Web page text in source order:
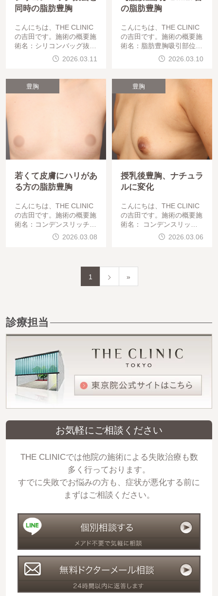
同時の脂肪豊胸
こんにちは、THE CLINIC
の吉田です。施術の概要施
術名：シリコンバッグ抜去
＋コンデンスリッチ脂肪豊
胸吸引部位：脂肪採取部位
バスト目的：拘縮したシリ
コンバ
2026.03.11
の脂肪豊胸
こんにちは、THE CLINIC
の吉田です。施術の概要施
術名：脂肪豊胸吸引部位：
太もも（脂肪採取）注入部
位：バスト（デコルテ〜全
感の改善、バストのボリュ
ームア
2026.03.10
豊胸
若くて皮膚にハリがあ
る方の脂肪豊胸
こんにちは、THE CLINIC
の吉田です。施術の概要施
術名：コンデンスリッチ脂
肪豊胸目的：自然なバスト
2026.03.08
豊胸
授乳後豊胸、ナチュラ
ルに変化
こんにちは、THE CLINIC
の吉田です。施術の概要施
術名： コンデンスリッチ
脂肪豊胸注入部位： バス
2026.03.06
1 »
診療担当
お気軽にご相談ください
THE CLINICでは他院の施術による失敗治療も数
多く行っております。
すでに失敗でお悩みの方も、症状が悪化する前に
まずはご相談ください。